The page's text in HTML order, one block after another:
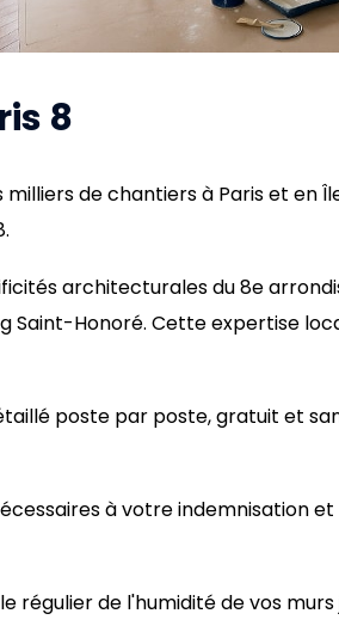
8
milliers de chantiers à Paris et en
architecturales du 8e
Saint-Honoré. Cette expertise
poste par poste, gratuit et
à votre indemnisation
régulier de l'humidité de vos murs